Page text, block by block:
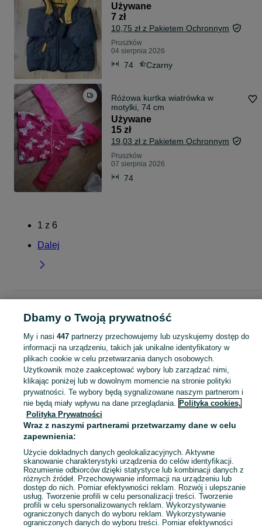
Używane
7 zł
10,75 zł z Pakietem Ochronnym
Pruszków
04 sierpnia 2026
74 Czarny
Różowa kurtka wiatrówka w
motylki, 74 cm
Używane
15 zł
19,03 zł z Pakietem Ochronnym
Pruszków
07 sierpnia 2026
74
1 z 6
Dalej
płaszcze - Mazowieckie
Kurtki i płaszcze - Pruszków
KATEGORIA
ubranko do chrztu dla chłopca , ubranko do chrztu dla dziewczynki ,ubranko
Zobacz
Mapa kategorii
Mapa miejscowości
Mapa ministron
Popularne wyszukiwania
Dbamy o Twoją prywatność
My i nasi 447partnerzy przechowujemy lub uzyskujemy dostęp do
informacji na urządzeniu, takich jak unikalne identyfikatory w
plikach cookie w celu przetwarzania danych osobowych.
Użytkownik może zaakceptować wybory lub zarządzać nimi,
klikając poniżej lub w dowolnym momencie na stronie polityki
prywatności. Te wybory będą sygnalizowane naszym partnerom i
nie będą miały wpływu na dane przeglądania. Polityka cookies,
Polityka Prywatności
Wraz z naszymi partnerami przetwarzamy dane w celu
zapewnienia:
Użycie dokładnych danych geolokalizacyjnych. Aktywne
skanowanie charakterystyki urządzenia do celów identyfikacji.
Rozumienie odbiorców dzięki statystyce lub kombinacji danych z
różnych źródeł. Przechowywanie informacji na urządzeniu lub
dostęp do nich. Pomiar efektywności reklam. Rozwój i ulepszanie
usług. Tworzenie profili w celu personalizacji treści. Tworzenie
profili w celu spersonalizowanych reklam. Wykorzystywanie
ograniczonych danych do wyboru reklam. Wykorzystywanie
ograniczonych danych do wyboru treści. Pomiar efektywności